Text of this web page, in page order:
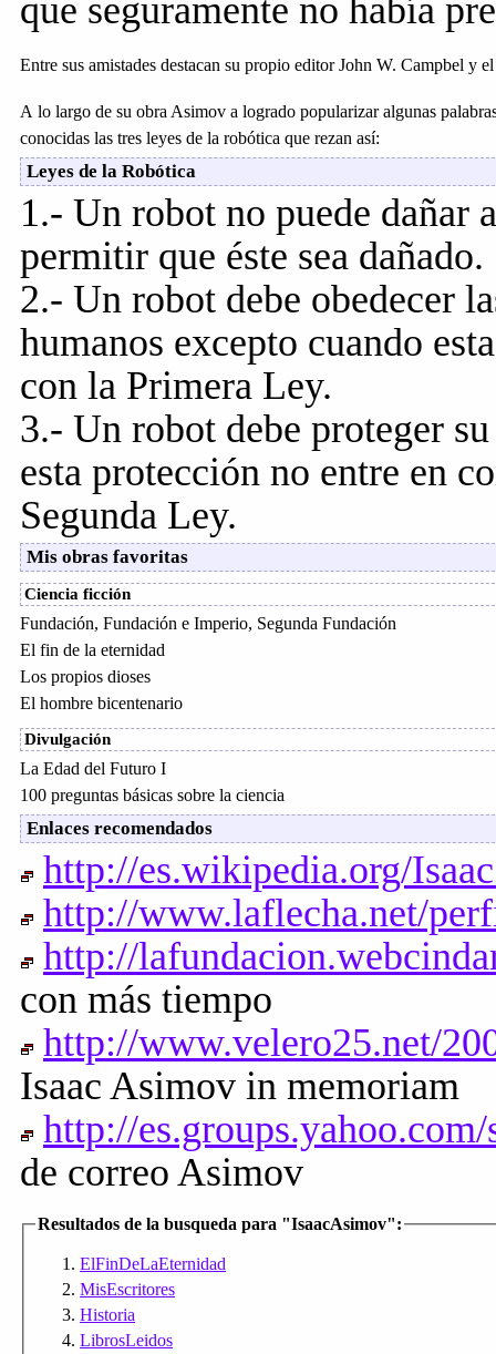
que seguramente no había
Entre sus amistades destacan su propio editor John W. Campbel y
A lo largo de su obra Asimov a logrado popularizar algunas
conocidas las tres leyes de la robótica que rezan así:
Leyes de la Robótica
1.- Un robot no puede dañar
permitir que éste sea dañado.
2.- Un robot debe obedecer
humanos excepto cuando
con la Primera Ley.
3.- Un robot debe proteger
esta protección no entre en
Segunda Ley.
Mis obras favoritas
Ciencia ficción
Fundación, Fundación e Imperio, Segunda Fundación
El fin de la eternidad
Los propios dioses
El hombre bicentenario
Divulgación
La Edad del Futuro I
100 preguntas básicas sobre la ciencia
Enlaces recomendados
http://es.wikipedia.org/
http://www.laflecha.net/
http://
con más tiempo
http://www.velero25.net/
Isaac Asimov in memoriam
http://
de correo Asimov
Resultados de la busqueda para "IsaacAsimov":
ElFinDeLaEternidad
MisEscritores
Historia
LibrosLeidos